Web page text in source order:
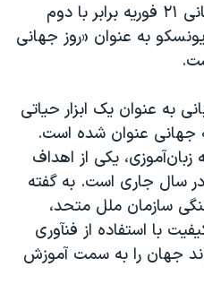
ایران
صلح
- در تقویم جهانی ۲۱ فوریه برابر با دوم
به عنوان «روز جهانی
به عنوان یک ابزار حیاتی
جهانی عنوان شده است.
زبان‌آموزی، یکی از اهداف
سال جاری است. به گفته
سازمان ملل متحد،
با استفاده از فنآوری
جهان را به سمت آموزش